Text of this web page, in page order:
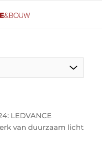
voor de aanmelding
LEDVANCE
van duurzaam licht